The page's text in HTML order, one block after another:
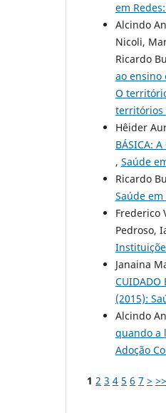
em
Alcindo
Nicoli,
Ricardo
ao ensino
O
territórios
Hêider
BÁSICA:
, Saúde
Ricardo
Saúde em
Frederico
Pedroso,
Janaina
CUIDADO
(2015):
Alcindo
quando a
Adoção
1 2 3 4 5 6 7 > >>